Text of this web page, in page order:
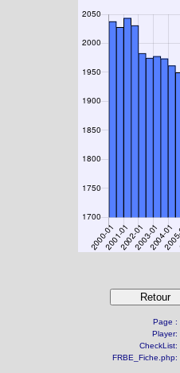
Page :
Player:
CheckList:
FRBE_Fiche.php: